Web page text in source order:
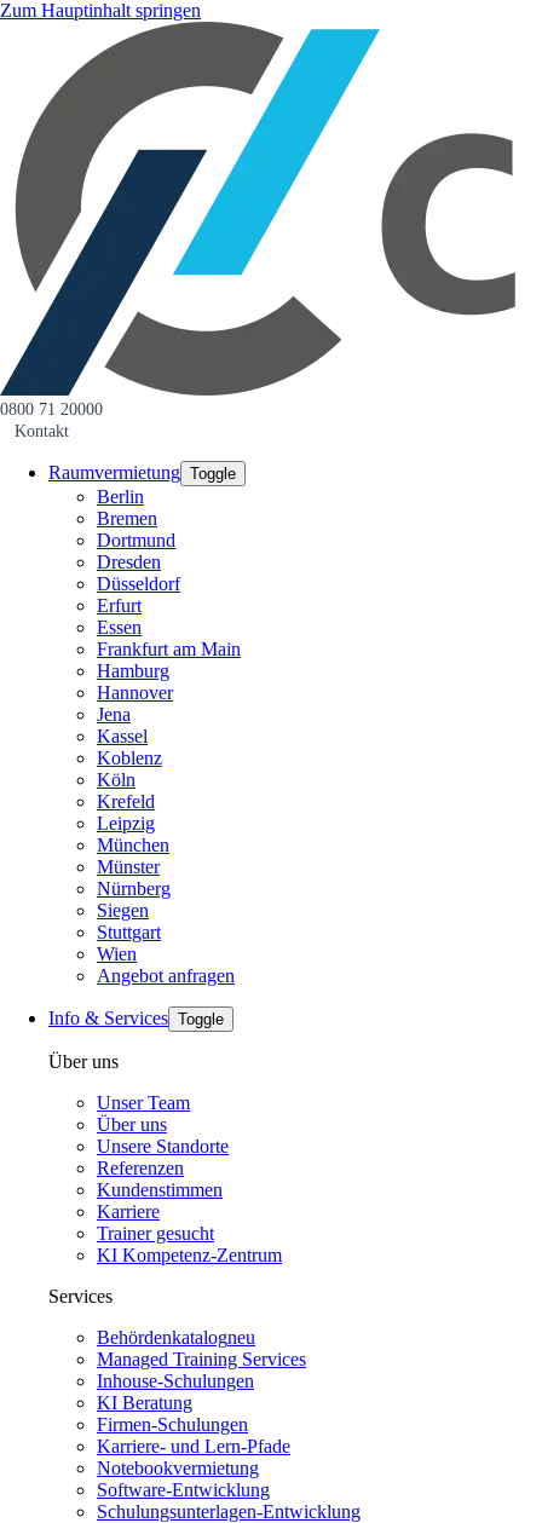
Zum Hauptinhalt springen
0800 71 20000
Kontakt
Raumvermietung Toggle
Berlin
Bremen
Dortmund
Dresden
Düsseldorf
Erfurt
Essen
Frankfurt am Main
Hamburg
Hannover
Jena
Kassel
Koblenz
Köln
Krefeld
Leipzig
München
Münster
Nürnberg
Siegen
Stuttgart
Wien
Angebot anfragen
Info & Services Toggle
Über uns
Unser Team
Über uns
Unsere Standorte
Referenzen
Kundenstimmen
Karriere
Trainer gesucht
KI Kompetenz-Zentrum
Services
Behördenkatalogneu
Managed Training Services
Inhouse-Schulungen
KI Beratung
Firmen-Schulungen
Karriere- und Lern-Pfade
Notebookvermietung
Software-Entwicklung
Schulungsunterlagen-Entwicklung